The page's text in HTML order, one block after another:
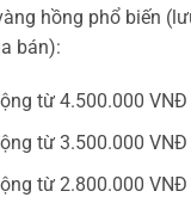
hồng phổ biến
bán):
từ 4.500.000
từ 3.500.000
từ 2.800.000